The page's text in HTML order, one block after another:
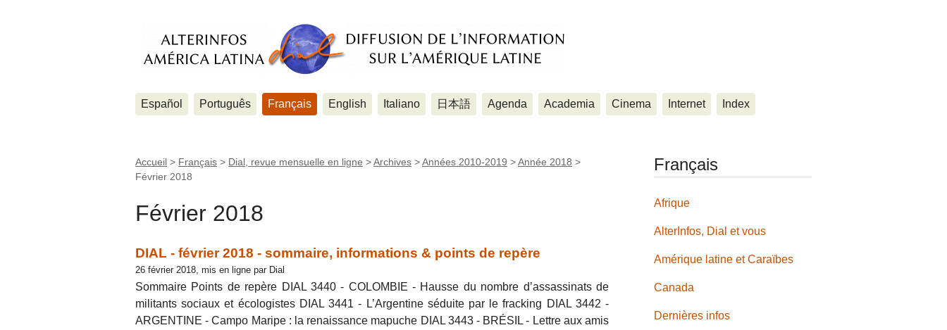
Español Português Français English Italiano 日本語 Agenda Academia Cinema Internet Index
Accueil > Français > Dial, revue mensuelle en ligne >Archives >Années 2010-2019 >Année 2018 >
Février 2018
Février 2018
DIAL - février 2018 - sommaire, informations & points de repère
26 février 2018, mis en ligne par Dial
Sommaire Points de repère DIAL 3440 - COLOMBIE - Hausse du nombre d’assassinats de
militants sociaux et écologistes DIAL 3441 - L’Argentine séduite par le fracking DIAL 3442 -
ARGENTINE - Campo Maripe : la renaissance mapuche DIAL 3443 - BRÉSIL - Lettre aux amis
Français
Afrique
AlterInfos, Dial et vous
Amérique latine et Caraïbes
Canada
Dernières infos